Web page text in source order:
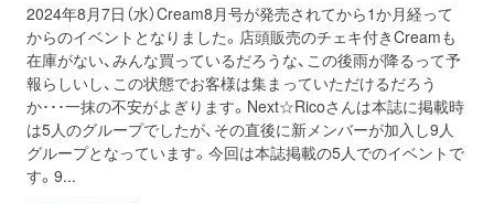
2024年8月7日（水）Cream8月号が発売されてから1か月経って
からのイベントとなりました。店頭販売のチェキ付きCreamも
在庫がない、みんな買っているだろうな、この後雨が降るって予
報らしいし、この状態でお客様は集まっていただけるだろう
か･･･一抹の不安がよぎります。Next☆Ricoさんは本誌に掲載時
は5人のグループでしたが、その直後に新メンバーが加入し9人
グループとなっています。今回は本誌掲載の5人でのイベントで
す。9...